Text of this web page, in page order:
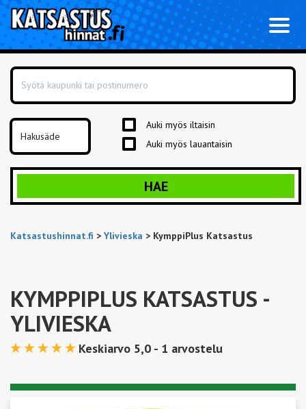
Auki myös iltaisin
Auki myös lauantaisin
HAE
Katsastushinnat.fi > Ylivieska > KymppiPlus Katsastus
KYMPPIPLUS KATSASTUS -
YLIVIESKA
Keskiarvo 5,0 - 1 arvostelu